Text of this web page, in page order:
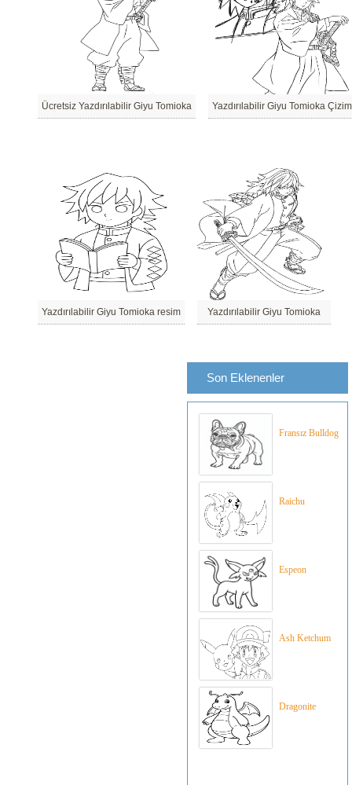
Ücretsiz Yazdırılabilir Giyu Tomioka Yazdırılabilir Giyu Tomioka Çizim
Yazdırılabilir Giyu Tomioka resim Yazdırılabilir Giyu Tomioka
Son Eklenenler
Fransız Bulldog
Raichu
Espeon
Ash Ketchum
Dragonite